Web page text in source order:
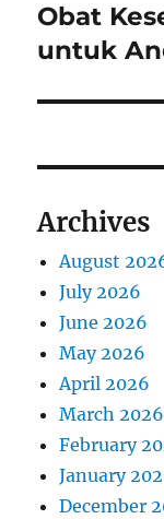
post:
Obat
untuk
Archives
August
July 2026
June 2026
May 2026
April 2026
March 2026
February
January
December